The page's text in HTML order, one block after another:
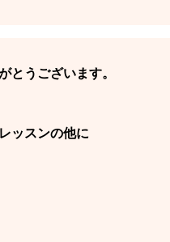
とうございます。
ッスンの他に